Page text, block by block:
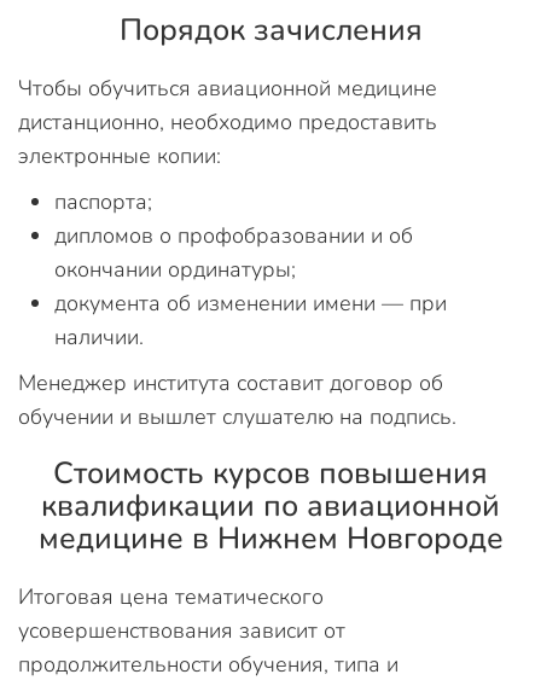
Порядок зачисления
Чтобы обучиться авиационной медицине
дистанционно, необходимо предоставить
электронные копии:
паспорта;
дипломов о профобразовании и об
окончании ординатуры;
документа об изменении имени — при
наличии.
Менеджер института составит договор об
обучении и вышлет слушателю на подпись.
Стоимость курсов повышения
квалификации по авиационной
медицине в Нижнем Новгороде
Итоговая цена тематического
усовершенствования зависит от
продолжительности обучения, типа и